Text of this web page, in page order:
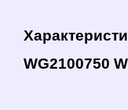
WG2100750